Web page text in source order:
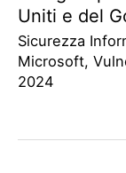
Uniti e del
Sicurezza
Microsoft,
2024